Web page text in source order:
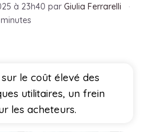
à 23h40 par Giulia Ferrarelli
·
le coût élevé des
utilitaires, un frein
les acheteurs.